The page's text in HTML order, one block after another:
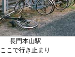
長門本山駅
ここで行き止まり